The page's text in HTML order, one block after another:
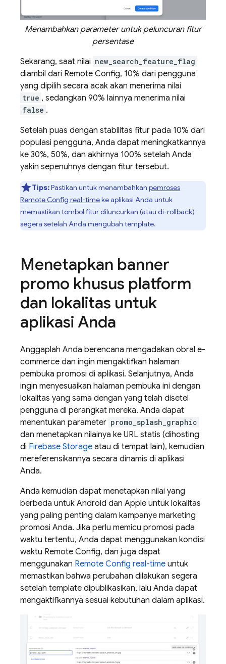
Menambahkan parameter untuk peluncuran fitur
persentase
Sekarang, saat nilai new_search_feature_flag
diambil dari Remote Config, 10% dari pengguna
yang dipilih secara acak akan menerima nilai
true , sedangkan 90% lainnya menerima nilai
false .
Setelah puas dengan stabilitas fitur pada 10% dari
populasi pengguna, Anda dapat meningkatkannya
ke 30%, 50%, dan akhirnya 100% setelah Anda
yakin sepenuhnya dengan fitur tersebut.
Tips:Pastikan untuk menambahkanpemroses
Remote Config real-timeke aplikasi Anda untuk
memastikan tombol fitur diluncurkan (atau di-rollback)
segera setelah Anda mengubah template.
Menetapkan banner
promo khusus platform
dan lokalitas untuk
aplikasi Anda
Anggaplah Anda berencana mengadakan obral e-
commerce dan ingin mengaktifkan halaman
pembuka promosi di aplikasi. Selanjutnya, Anda
ingin menyesuaikan halaman pembuka ini dengan
lokalitas yang sama dengan yang telah disetel
pengguna di perangkat mereka. Anda dapat
menentukan parameter promo_splash_graphic
dan menetapkan nilainya ke URL statis (dihosting
di Firebase Storage atau di tempat lain), kemudian
mereferensikannya secara dinamis di aplikasi
Anda.
Anda kemudian dapat menetapkan nilai yang
berbeda untuk Android dan Apple untuk lokalitas
yang paling penting dalam kampanye marketing
promosi Anda. Jika perlu memicu promosi pada
waktu tertentu, Anda dapat menggunakan kondisi
waktu Remote Config, dan juga dapat
menggunakan Remote Config real-time untuk
memastikan bahwa perubahan dilakukan segera
setelah template dipublikasikan, lalu Anda dapat
mengaktifkannya sesuai kebutuhan dalam aplikasi.